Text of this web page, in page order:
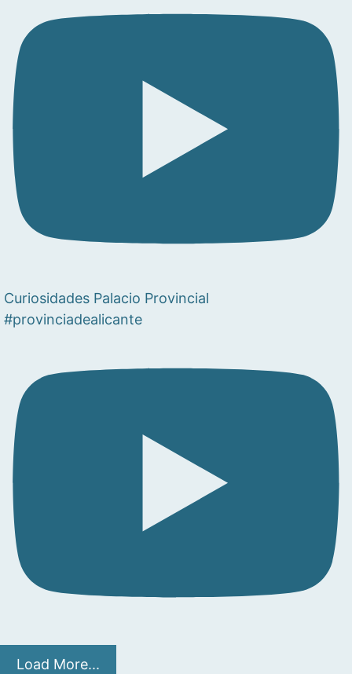
Curiosidades Palacio Provincial
#provinciadealicante
Load More...